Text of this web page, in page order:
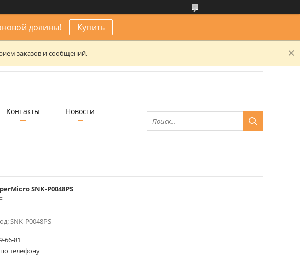
долины! Купить
заказов и сообщений.
Контакты
Новости
SNK-P0048PS
SNK-P0048PS
66-81
телефону